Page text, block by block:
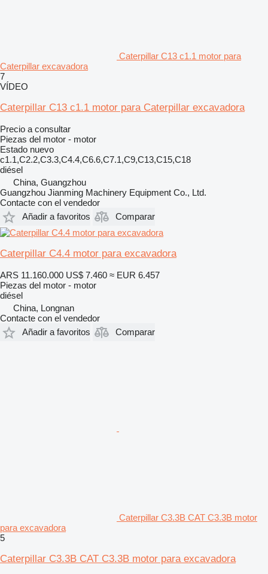
Caterpillar C13 c1.1 motor para
Caterpillar excavadora
7
VÍDEO
Caterpillar C13 c1.1 motor para Caterpillar excavadora
Precio a consultar
Piezas del motor - motor
Estado nuevo
c1.1,C2.2,C3.3,C4.4,C6.6,C7.1,C9,C13,C15,C18
diésel
China, Guangzhou
Guangzhou Jianming Machinery Equipment Co., Ltd.
Contacte con el vendedor
Añadir a favoritos
Comparar
Caterpillar C4.4 motor para excavadora
ARS 11.160.000 US$ 7.460 ≈ EUR 6.457
Piezas del motor - motor
diésel
China, Longnan
Contacte con el vendedor
Añadir a favoritos
Comparar
Caterpillar C3.3B CAT C3.3B motor
para excavadora
5
Caterpillar C3.3B CAT C3.3B motor para excavadora